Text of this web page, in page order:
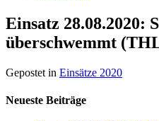
Einsatz 28.08.2020:
überschwemmt
Gepostet in Einsätze 2020
Neueste Beiträge